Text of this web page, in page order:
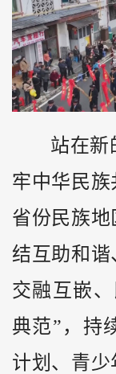
站在新
牢中华民
省份民族地
结互助和
交融互嵌
典范”，持
计划、青